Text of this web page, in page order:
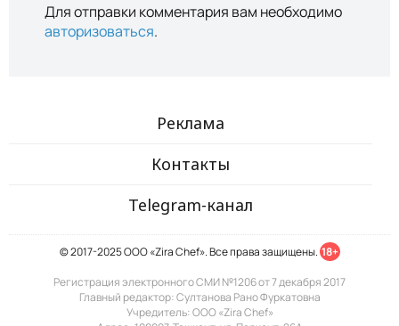
Для отправки комментария вам необходимо
авторизоваться.
Реклама
Контакты
Telegram-канал
© 2017-2025 ООО «Zira Chef». Все права защищены. 18+
Регистрация электронного СМИ №1206 от 7 декабря 2017
Главный редактор: Султанова Рано Фуркатовна
Учредитель: ООО «Zira Chef»